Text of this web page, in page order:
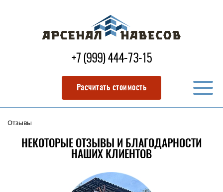
+7 (999) 444-73-15
Расчитать стоимость
Отзывы
НЕКОТОРЫЕ ОТЗЫВЫ И БЛАГОДАРНОСТИ
НАШИХ КЛИЕНТОВ